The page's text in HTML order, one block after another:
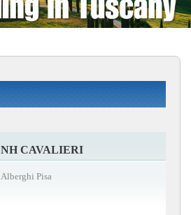
NH CAVALIERI
Alberghi Pisa